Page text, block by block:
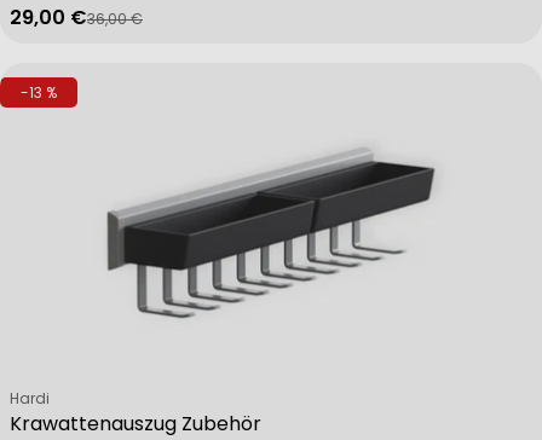
Verkaufspreis
29,00 €
Regulärer Preis
36,00 €
-13 %
Krawattenauszug Zubehör
Verkäufer:
Hardi